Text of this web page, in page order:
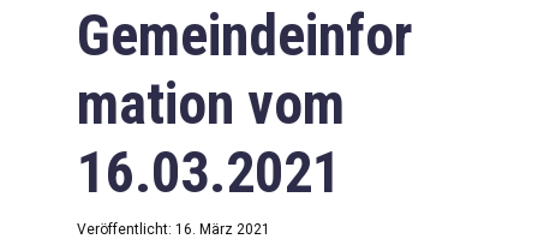
Gemeindeamt
Gemeinderat
Bildung
Vereine
Gemeindeinfor
mation vom
16.03.2021
Veröffentlicht: 16. März 2021